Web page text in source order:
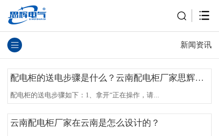
新闻资讯
配电柜的送电步骤是什么？云南配电柜厂家思辉电气告诉你
配电柜的送电步骤如下：1、拿开“正在操作，请...
云南配电柜厂家在云南是怎么设计的？